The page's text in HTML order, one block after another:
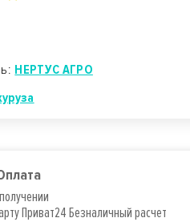
НЕРТУС АГРО
Приват24 Безналичный расчет